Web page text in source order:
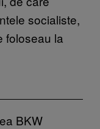
socialiste,
foloseau la
BKW